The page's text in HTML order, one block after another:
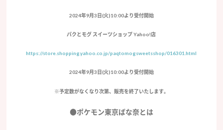
2024年9月3日(火)10:00より受付開始
パクとモグ スイーツショップ Yahoo!店
https://store.shopping.yahoo.co.jp/paqtomogsweetsshop/016301.html
2024年9月3日(火)10:00より受付開始
※予定数がなくなり次第、販売を終了いたします。
●ポケモン東京ばな奈とは